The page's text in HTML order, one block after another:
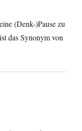
(Denk-)Pause zu
das Synonym von